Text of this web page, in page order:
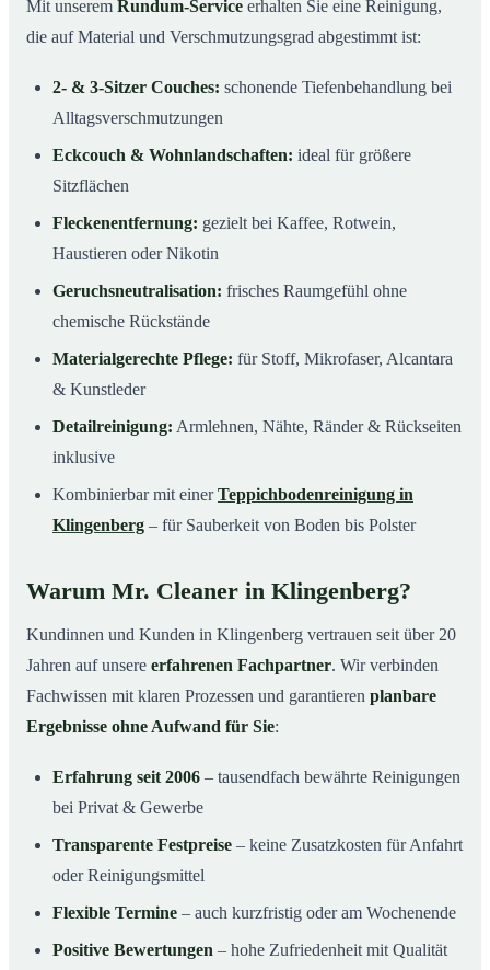
Mit unserem Rundum-Service erhalten Sie eine Reinigung,
die auf Material und Verschmutzungsgrad abgestimmt ist:
2- & 3-Sitzer Couches: schonende Tiefenbehandlung bei
Alltagsverschmutzungen
Eckcouch & Wohnlandschaften: ideal für größere
Sitzflächen
Fleckenentfernung: gezielt bei Kaffee, Rotwein,
Haustieren oder Nikotin
Geruchsneutralisation: frisches Raumgefühl ohne
chemische Rückstände
Materialgerechte Pflege: für Stoff, Mikrofaser, Alcantara
& Kunstleder
Detailreinigung: Armlehnen, Nähte, Ränder & Rückseiten
inklusive
Kombinierbar mit einerTeppichbodenreinigung in
Klingenberg – für Sauberkeit von Boden bis Polster
Warum Mr. Cleaner in Klingenberg?
Kundinnen und Kunden in Klingenberg vertrauen seit über 20
Jahren auf unsere erfahrenen Fachpartner. Wir verbinden
Fachwissen mit klaren Prozessen und garantieren planbare
Ergebnisse ohne Aufwand für Sie:
Erfahrung seit 2006 – tausendfach bewährte Reinigungen
bei Privat & Gewerbe
Transparente Festpreise – keine Zusatzkosten für Anfahrt
oder Reinigungsmittel
Flexible Termine – auch kurzfristig oder am Wochenende
Positive Bewertungen – hohe Zufriedenheit mit Qualität